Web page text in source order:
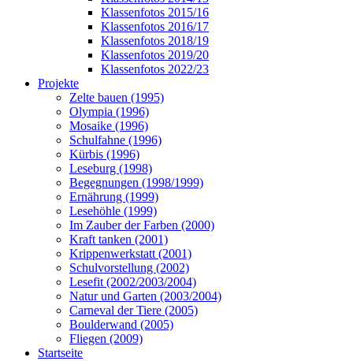
Klassenfotos 2015/16
Klassenfotos 2016/17
Klassenfotos 2018/19
Klassenfotos 2019/20
Klassenfotos 2022/23
Projekte
Zelte bauen (1995)
Olympia (1996)
Mosaike (1996)
Schulfahne (1996)
Kürbis (1996)
Leseburg (1998)
Begegnungen (1998/1999)
Ernährung (1999)
Lesehöhle (1999)
Im Zauber der Farben (2000)
Kraft tanken (2001)
Krippenwerkstatt (2001)
Schulvorstellung (2002)
Lesefit (2002/2003/2004)
Natur und Garten (2003/2004)
Carneval der Tiere (2005)
Boulderwand (2005)
Fliegen (2009)
Startseite